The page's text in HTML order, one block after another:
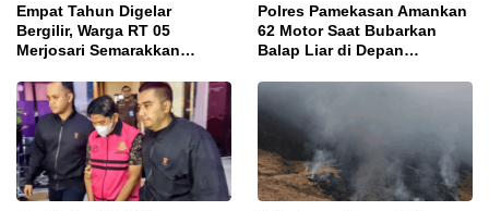
Empat Tahun Digelar
Bergilir, Warga RT 05
Merjosari Semarakkan
Kemerdekaan
Polres Pamekasan Amankan
62 Motor Saat Bubarkan
Balap Liar di Depan